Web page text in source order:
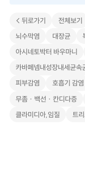
< 뒤로가기 전체보기
뇌수막염
대장균
아시네토박터 바우마니
카바페넴내성장내세균속
피부감염
호흡기 감염
무좀 · 백선 · 칸디다증
클라미디아,임질
트